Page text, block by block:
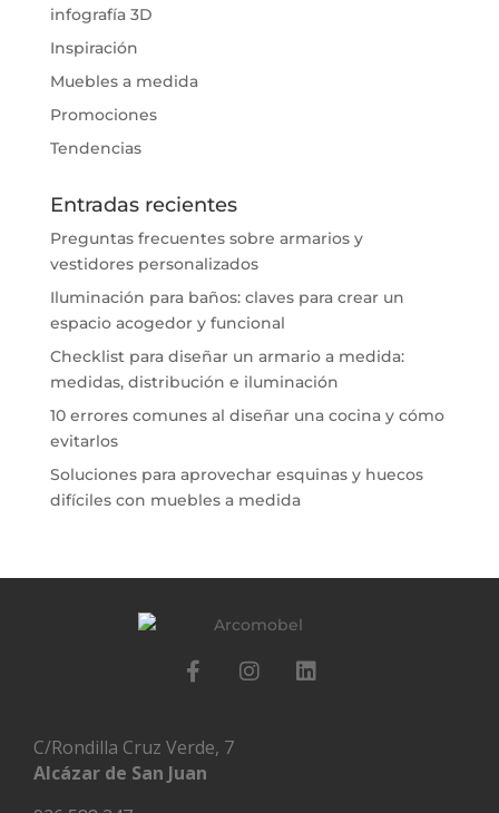
infografía 3D
Inspiración
Muebles a medida
Promociones
Tendencias
Entradas recientes
Preguntas frecuentes sobre armarios y
vestidores personalizados
Iluminación para baños: claves para crear un
espacio acogedor y funcional
Checklist para diseñar un armario a medida:
medidas, distribución e iluminación
10 errores comunes al diseñar una cocina y cómo
evitarlos
Soluciones para aprovechar esquinas y huecos
difíciles con muebles a medida
C/Rondilla Cruz Verde, 7
Alcázar de San Juan